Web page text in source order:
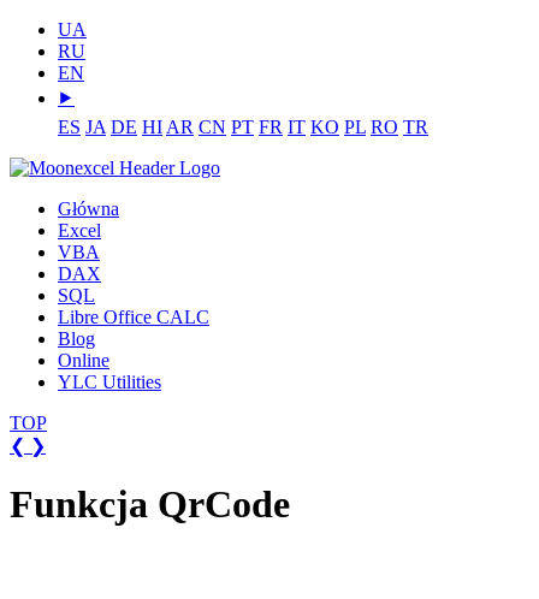
UA
RU
EN
⯈
ES JA DE HI AR CN PT FR IT KO PL RO TR
Główna
Excel
VBA
DAX
SQL
Libre Office CALC
Blog
Online
YLC Utilities
TOP
❮ ❯
Funkcja QrCode